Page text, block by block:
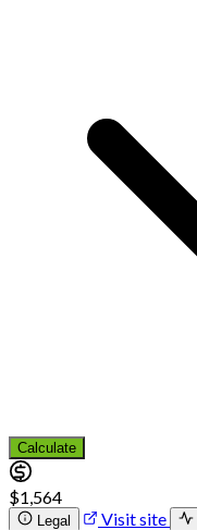
Calculate
$1,564
Legal Visit site